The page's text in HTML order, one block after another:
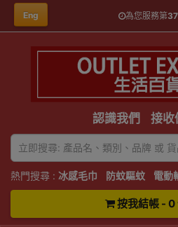
Eng 為您服務第
認識我們 接收
熱門搜尋 : 冰感毛巾 防蚊驅蚊 電動
按我結帳 - 0